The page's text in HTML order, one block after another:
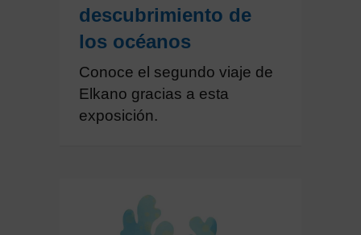
descubrimiento de
los océanos
Conoce el segundo viaje de
Elkano gracias a esta
exposición.